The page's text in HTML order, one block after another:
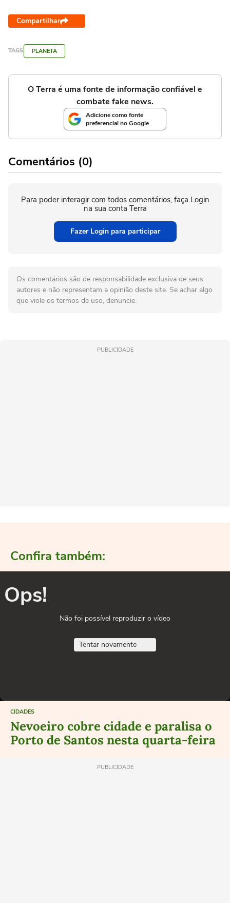
Compartilhar
TAGS PLANETA
O Terra é uma fonte de informação confiável e
combate fake news.
Adicione como fonte
preferencial no Google
Comentários (0)
Para poder interagir com todos comentários, faça Login
na sua conta Terra
Fazer Login para participar
Os comentários são de responsabilidade exclusiva de seus
autores e não representam a opinião deste site. Se achar algo
que viole os termos de uso, denuncie.
PUBLICIDADE
Confira também:
Ops!
Não foi possível reproduzir o vídeo
Tentar novamente
CIDADES
Nevoeiro cobre cidade e paralisa o
Porto de Santos nesta quarta-feira
PUBLICIDADE